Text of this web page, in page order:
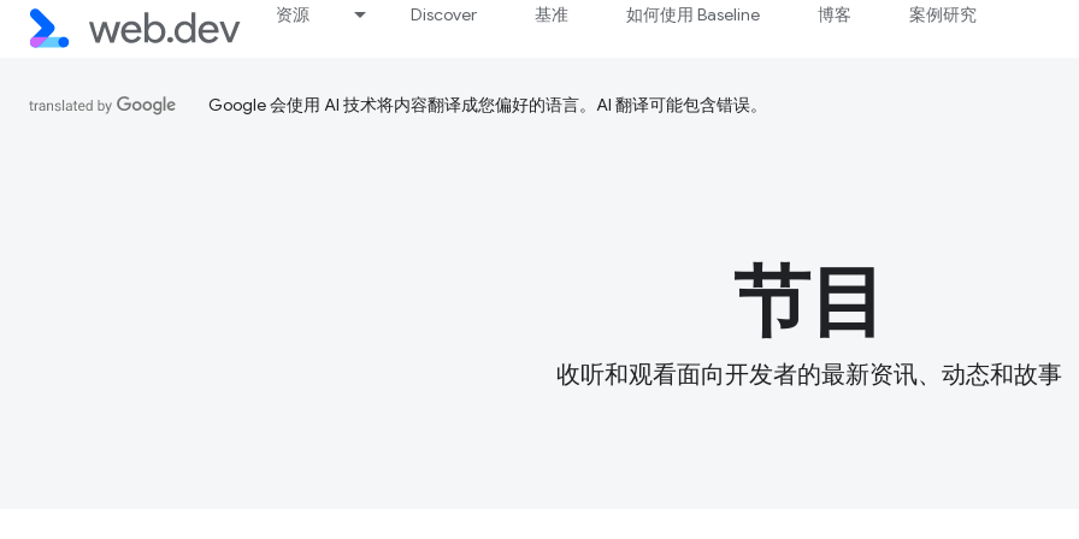
资源 Discover 基准 如何使用 Baseline 博客 案例研究
Google 会使用 AI 技术将内容翻译成您偏好的语言。AI 翻译可能包含错误。
节目
收听和观看面向开发者的最新资讯、动态和故事